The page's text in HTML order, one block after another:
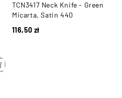
TCN3417 Neck Knife - Green
Micarta, Satin 440
116,50 zł